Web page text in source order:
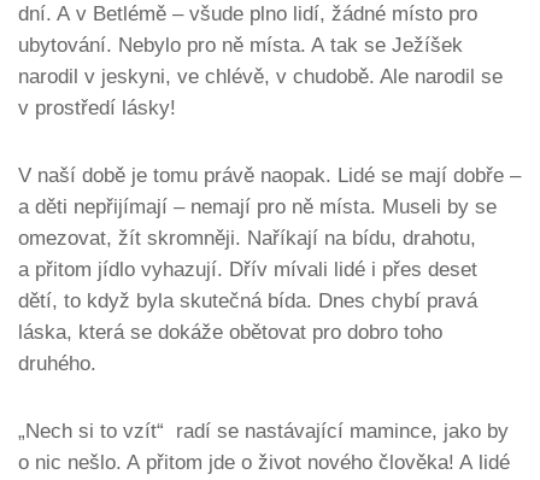
dní. A v Betlémě – všude plno lidí, žádné místo pro
ubytování. Nebylo pro ně místa. A tak se Ježíšek
narodil v jeskyni, ve chlévě, v chudobě. Ale narodil se
v prostředí lásky!
V naší době je tomu právě naopak. Lidé se mají dobře –
a děti nepřijímají – nemají pro ně místa. Museli by se
omezovat, žít skromněji. Naříkají na bídu, drahotu,
a přitom jídlo vyhazují. Dřív mívali lidé i přes deset
dětí, to když byla skutečná bída. Dnes chybí pravá
láska, která se dokáže obětovat pro dobro toho
druhého.
„Nech si to vzít“ radí se nastávající mamince, jako by
o nic nešlo. A přitom jde o život nového člověka! A lidé